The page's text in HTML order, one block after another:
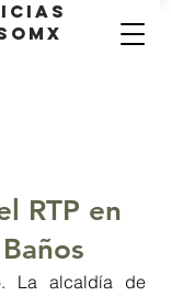
RTP en
La alcaldía de